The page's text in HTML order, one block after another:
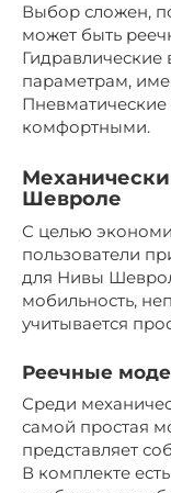
Выбор сложен,
может быть
Гидравлические
параметрам,
комфортными.
Шевроле
С целью
пользователи
для Нивы
мобильность,
учитывается
Реечные
Среди
самой простая
представляет
В комплекте